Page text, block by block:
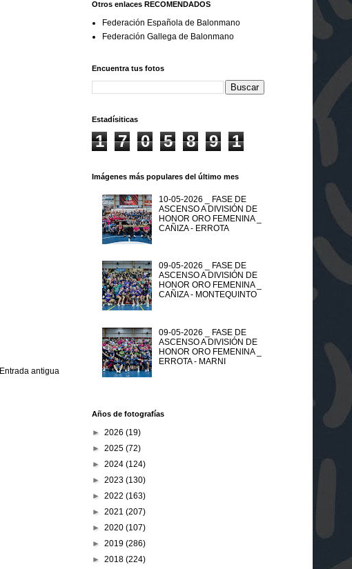
Entrada antigua
Otros enlaces RECOMENDADOS
Federación Española de Balonmano
Federación Gallega de Balonmano
Encuentra tus fotos
Estadísiticas
1 7 0 5 8 9 1
Imágenes más populares del último mes
10-05-2026 _ FASE DE
ASCENSO A DIVISIÓN DE
HONOR ORO FEMENINA _
CAÑIZA - ERROTA
09-05-2026 _ FASE DE
ASCENSO A DIVISIÓN DE
HONOR ORO FEMENINA _
CAÑIZA - MONTEQUINTO
09-05-2026 _ FASE DE
ASCENSO A DIVISIÓN DE
HONOR ORO FEMENINA _
ERROTA - MARNI
Años de fotografías
► 2026 (19)
► 2025 (72)
► 2024 (124)
► 2023 (130)
► 2022 (163)
► 2021 (207)
► 2020 (107)
► 2019 (286)
► 2018 (224)